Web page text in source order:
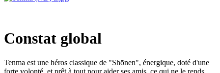
Constat global
Tenma est une héros classique de "Shōnen", énergique, doté d'une
forte volonté, et prêt à tout pour aider ses amis, ce qui ne le rends